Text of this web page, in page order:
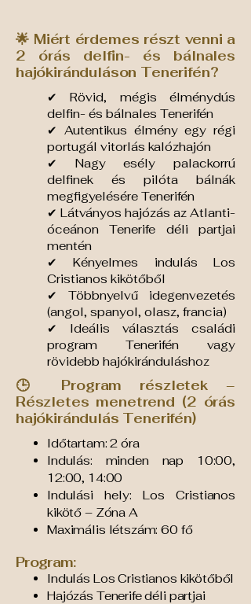
🌟 Miért érdemes részt venni a
2 órás delfin- és bálnales
hajókiránduláson Tenerifén?
✔ Rövid, mégis élménydús
delfin- és bálnales Tenerifén
✔ Autentikus élmény egy régi
portugál vitorlás kalózhajón
✔ Nagy esély palackorrú
delfinek és pilóta bálnák
megfigyelésére Tenerifén
✔ Látványos hajózás az Atlanti-
óceánon Tenerife déli partjai
mentén
✔ Kényelmes indulás Los
Cristianos kikötőből
✔ Többnyelvű idegenvezetés
(angol, spanyol, olasz, francia)
✔ Ideális választás családi
program Tenerifén vagy
rövidebb hajókiránduláshoz
🕒 Program részletek –
Részletes menetrend (2 órás
hajókirándulás Tenerifén)
Időtartam: 2 óra
Indulás: minden nap 10:00,
12:00, 14:00
Indulási hely: Los Cristianos
kikötő – Zóna A
Maximális létszám: 60 fő
Program:
Indulás Los Cristianos kikötőből
Hajózás Tenerife déli partjai